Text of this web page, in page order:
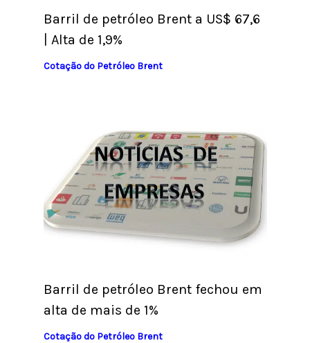
Barril de petróleo Brent a US$ 67,6
| Alta de 1,9%
Cotação do Petróleo Brent
Barril de petróleo Brent fechou em
alta de mais de 1%
Cotação do Petróleo Brent